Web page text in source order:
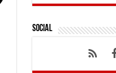
Social